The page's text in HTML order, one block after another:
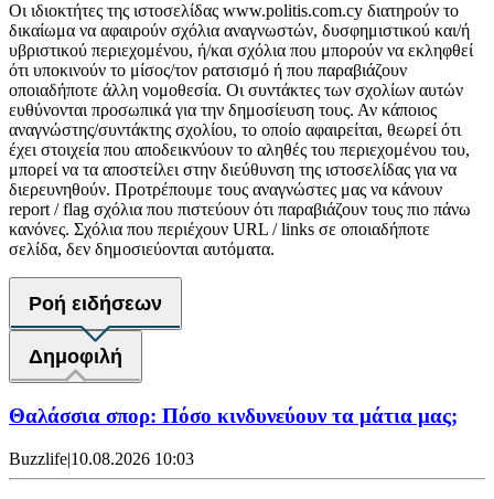
Οι ιδιοκτήτες της ιστοσελίδας www.politis.com.cy διατηρούν το
δικαίωμα να αφαιρούν σχόλια αναγνωστών, δυσφημιστικού και/ή
υβριστικού περιεχομένου, ή/και σχόλια που μπορούν να εκληφθεί
ότι υποκινούν το μίσος/τον ρατσισμό ή που παραβιάζουν
οποιαδήποτε άλλη νομοθεσία. Οι συντάκτες των σχολίων αυτών
ευθύνονται προσωπικά για την δημοσίευση τους. Αν κάποιος
αναγνώστης/συντάκτης σχολίου, το οποίο αφαιρείται, θεωρεί ότι
έχει στοιχεία που αποδεικνύουν το αληθές του περιεχομένου του,
μπορεί να τα αποστείλει στην διεύθυνση της ιστοσελίδας για να
διερευνηθούν. Προτρέπουμε τους αναγνώστες μας να κάνουν
report / flag σχόλια που πιστεύουν ότι παραβιάζουν τους πιο πάνω
κανόνες. Σχόλια που περιέχουν URL / links σε οποιαδήποτε
σελίδα, δεν δημοσιεύονται αυτόματα.
Ροή ειδήσεων
Δημοφιλή
Θαλάσσια σπορ: Πόσο κινδυνεύουν τα μάτια μας;
Buzzlife|10.08.2026 10:03